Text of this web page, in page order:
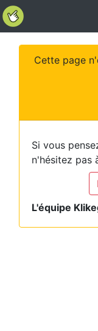
Cette page
Si vous
n'hésitez pas
L'équipe